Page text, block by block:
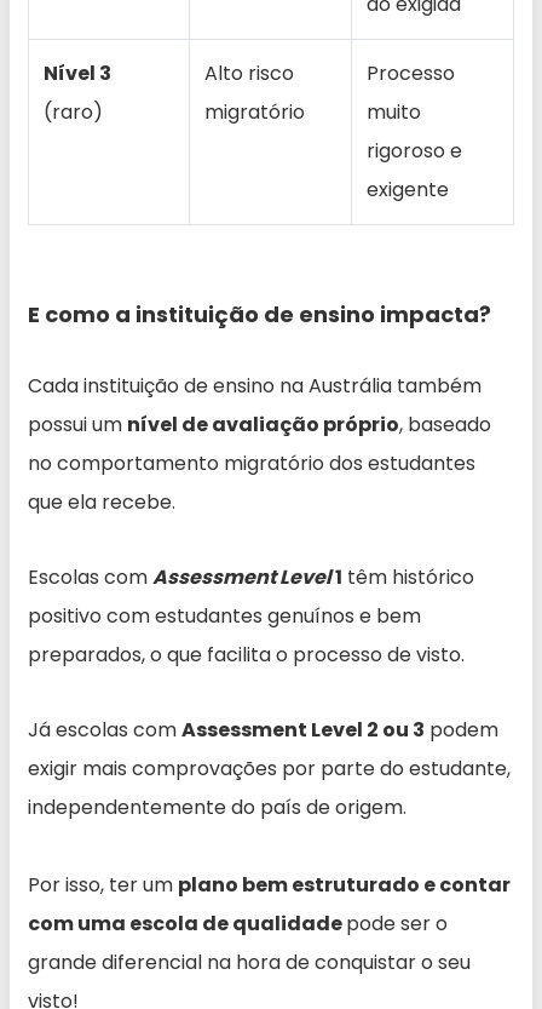
Nível 3
(raro)
Alto risco
migratório
Processo
muito
rigoroso e
exigente
E como a instituição de ensino impacta?
Cada instituição de ensino na Austrália também
possui um nível de avaliação próprio, baseado
no comportamento migratório dos estudantes
que ela recebe.
Escolas comAssessment Level1 têm histórico
positivo com estudantes genuínos e bem
preparados, o que facilita o processo de visto.
Já escolas comAssessment Level 2 ou 3 podem
exigir mais comprovações por parte do estudante,
independentemente do país de origem.
Por isso, ter um plano bem estruturado e contar
com uma escola de qualidadepode ser o
grande diferencial na hora de conquistar o seu
visto!